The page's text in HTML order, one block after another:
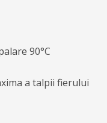
90°C
a talpii fierului